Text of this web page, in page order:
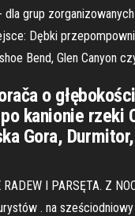
grup
Dębki
Bend, Glen Canyon
o
kanionie rzeki
Gora,
I PARSĘTA. Z
. na